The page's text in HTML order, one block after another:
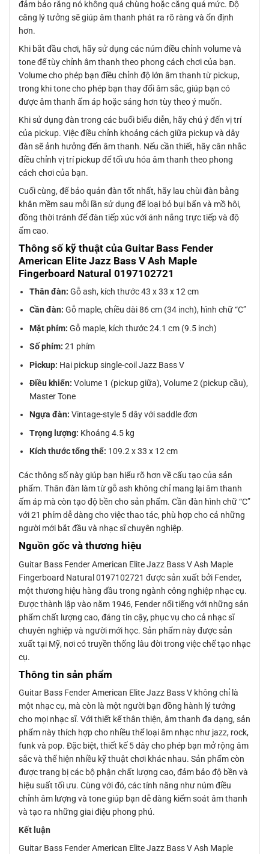
đảm bảo rằng nó không quá chùng hoặc căng quá mức. Độ
căng lý tưởng sẽ giúp âm thanh phát ra rõ ràng và ổn định
hơn.
Khi bắt đầu chơi, hãy sử dụng các núm điều chỉnh volume và
tone để tùy chỉnh âm thanh theo phong cách chơi của bạn.
Volume cho phép bạn điều chỉnh độ lớn âm thanh từ pickup,
trong khi tone cho phép bạn thay đổi âm sắc, giúp bạn có
được âm thanh ấm áp hoặc sáng hơn tùy theo ý muốn.
Khi sử dụng đàn trong các buổi biểu diễn, hãy chú ý đến vị trí
của pickup. Việc điều chỉnh khoảng cách giữa pickup và dây
đàn sẽ ảnh hưởng đến âm thanh. Nếu cần thiết, hãy cân nhắc
điều chỉnh vị trí pickup để tối ưu hóa âm thanh theo phong
cách chơi của bạn.
Cuối cùng, để bảo quản đàn tốt nhất, hãy lau chùi đàn bằng
khăn mềm sau mỗi lần sử dụng để loại bỏ bụi bẩn và mồ hôi,
đồng thời tránh để đàn tiếp xúc với ánh nắng trực tiếp và độ
ẩm cao.
Thông số kỹ thuật của Guitar Bass Fender
American Elite Jazz Bass V Ash Maple
Fingerboard Natural 0197102721
Thân đàn: Gỗ ash, kích thước 43 x 33 x 12 cm
Cần đàn: Gỗ maple, chiều dài 86 cm (34 inch), hình chữ “C”
Mặt phím: Gỗ maple, kích thước 24.1 cm (9.5 inch)
Số phím: 21 phím
Pickup: Hai pickup single-coil Jazz Bass V
Điều khiển: Volume 1 (pickup giữa), Volume 2 (pickup cầu),
Master Tone
Ngựa đàn: Vintage-style 5 dây với saddle đơn
Trọng lượng: Khoảng 4.5 kg
Kích thước tổng thể: 109.2 x 33 x 12 cm
Các thông số này giúp bạn hiểu rõ hơn về cấu tạo của sản
phẩm. Thân đàn làm từ gỗ ash không chỉ mang lại âm thanh
ấm áp mà còn tạo độ bền cho sản phẩm. Cần đàn hình chữ “C”
với 21 phím dễ dàng cho việc thao tác, phù hợp cho cả những
người mới bắt đầu và nhạc sĩ chuyên nghiệp.
Nguồn gốc và thương hiệu
Guitar Bass Fender American Elite Jazz Bass V Ash Maple
Fingerboard Natural 0197102721 được sản xuất bởi Fender,
một thương hiệu hàng đầu trong ngành công nghiệp nhạc cụ.
Được thành lập vào năm 1946, Fender nổi tiếng với những sản
phẩm chất lượng cao, đáng tin cậy, phục vụ cho cả nhạc sĩ
chuyên nghiệp và người mới học. Sản phẩm này được sản
xuất tại Mỹ, nơi có truyền thống lâu đời trong việc chế tạo nhạc
cụ.
Thông tin sản phẩm
Guitar Bass Fender American Elite Jazz Bass V không chỉ là
một nhạc cụ, mà còn là một người bạn đồng hành lý tưởng
cho mọi nhạc sĩ. Với thiết kế thân thiện, âm thanh đa dạng, sản
phẩm này thích hợp cho nhiều thể loại âm nhạc như jazz, rock,
funk và pop. Đặc biệt, thiết kế 5 dây cho phép bạn mở rộng âm
sắc và thể hiện nhiều kỹ thuật chơi khác nhau. Sản phẩm còn
được trang bị các bộ phận chất lượng cao, đảm bảo độ bền và
hiệu suất tối ưu. Cùng với đó, các tính năng như núm điều
chỉnh âm lượng và tone giúp bạn dễ dàng kiểm soát âm thanh
và tạo ra những giai điệu phong phú.
Kết luận
Guitar Bass Fender American Elite Jazz Bass V Ash Maple